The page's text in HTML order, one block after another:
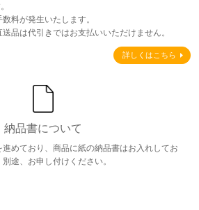
料が発生いたします。
品は代引きではお支払いいただけません。
詳しくはこちら
納品書について
めており、商品に紙の納品書はお入れしてお
途、お申し付けください。